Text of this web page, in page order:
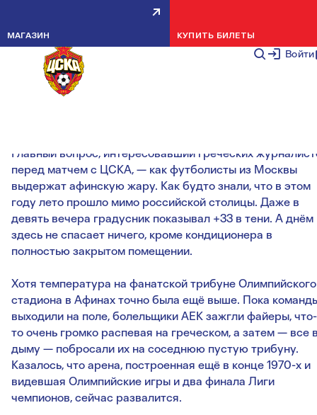
Войти
МАГАЗИН КУПИТЬ БИЛЕТЫ
ДВА УГЛОВЫХ — И СЕРИИ КОНЕЦ! КАК
ЦСКА ПОБЕДИЛ АФИНСКУЮ ЖАРУ
@ ЧЕМПИОНАТ.COM 26 ИЮЛЯ
Долгожданный сухой матч Акинфеева в Лиге чемпионов и
Главный вопрос, интересовавший греческих
перед матчем с ЦСКА, — как футболисты из Москвы
выдержат афинскую жару. Как будто знали, что в этом
году лето прошло мимо российской столицы. Даже в
девять вечера градусник показывал +33 в тени. А днём
здесь не спасает ничего, кроме кондиционера в
полностью закрытом помещении.
Хотя температура на фанатской трибуне Олимпийского
стадиона в Афинах точно была ещё выше. Пока
выходили на поле, болельщики АЕК зажгли файеры, что-
то очень громко распевая на греческом, а затем — все
дыму — побросали их на соседнюю пустую трибуну.
Казалось, что арена, построенная ещё в конце 1970-х и
видевшая Олимпийские игры и два финала Лиги
чемпионов, сейчас развалится.